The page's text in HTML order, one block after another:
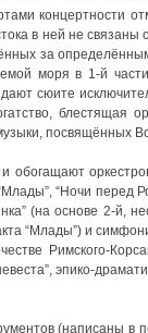
концертности
в ней не
за
моря в 1-й части
сюите
блестящая
посвящённых
обогащают
“Ночи перед
(на основе 2-й,
“Млады”) и
Римского-
эпико-
(написаны в